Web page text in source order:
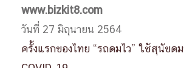
www.bizkit8.com
วันที่ 27 มิถุนายน 2564
ครั้งแรกของไทย “รถดมไว” ใช้สุนัขด